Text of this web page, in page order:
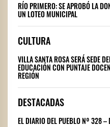
RÍO PRIMERO: SE APROBÓ LA
UN LOTEO MUNICIPAL
CULTURA
VILLA SANTA ROSA SERÁ SEDE
EDUCACIÓN CON PUNTAJE
REGIÓN
DESTACADAS
EL DIARIO DEL PUEBLO Nº 328